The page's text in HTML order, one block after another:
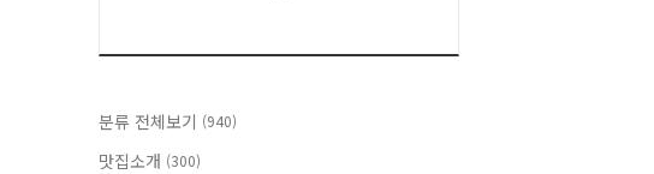
분류 전체보기 (940)
맛집소개 (300)